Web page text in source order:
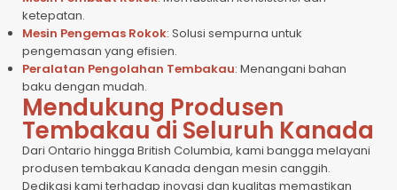
ketepatan.
Mesin Pengemas Rokok: Solusi sempurna untuk
pengemasan yang efisien.
Peralatan Pengolahan Tembakau: Menangani bahan
baku dengan mudah.
Mendukung Produsen
Tembakau di Seluruh Kanada
Dari Ontario hingga British Columbia, kami bangga melayani
produsen tembakau Kanada dengan mesin canggih.
Dedikasi kami terhadap inovasi dan kualitas memastikan